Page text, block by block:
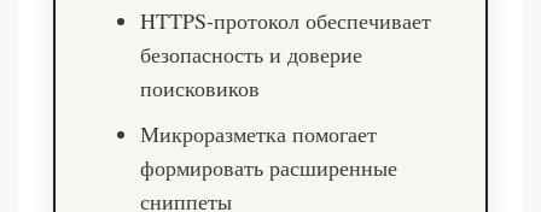
HTTPS-протокол обеспечивает
безопасность и доверие
поисковиков
Микроразметка помогает
формировать расширенные
сниппеты